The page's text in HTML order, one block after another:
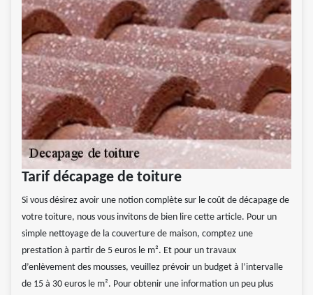
Tarif décapage de toiture
Si vous désirez avoir une notion complète sur le coût de décapage de
votre toiture, nous vous invitons de bien lire cette article. Pour un
simple nettoyage de la couverture de maison, comptez une
prestation à partir de 5 euros le m². Et pour un travaux
d’enlèvement des mousses, veuillez prévoir un budget à l’intervalle
de 15 à 30 euros le m². Pour obtenir une information un peu plus